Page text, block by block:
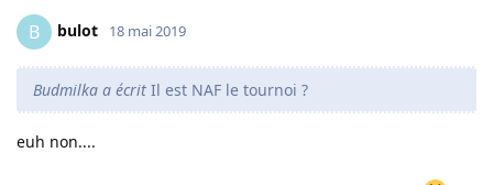
B bulot 18 mai 2019
Budmilka a écrit Il est NAF le tournoi ?
euh non....